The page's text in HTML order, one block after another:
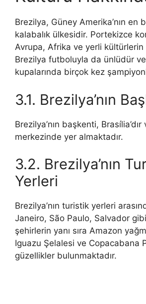
Brezilya, Güney Amerika’nın en
kalabalık ülkesidir. Portekizce
Avrupa, Afrika ve yerli kültürlerin
Brezilya futboluyla da ünlüdür
kupalarında birçok kez
3.1. Brezilya’nın
Brezilya’nın başkenti,
merkezinde yer almaktadır.
3.2. Brezilya’nın
Yerleri
Brezilya’nın turistik yerleri
Janeiro, São Paulo, Salvador
şehirlerin yanı sıra Amazon
Iguazu Şelalesi ve Copacabana
güzellikler bulunmaktadır.